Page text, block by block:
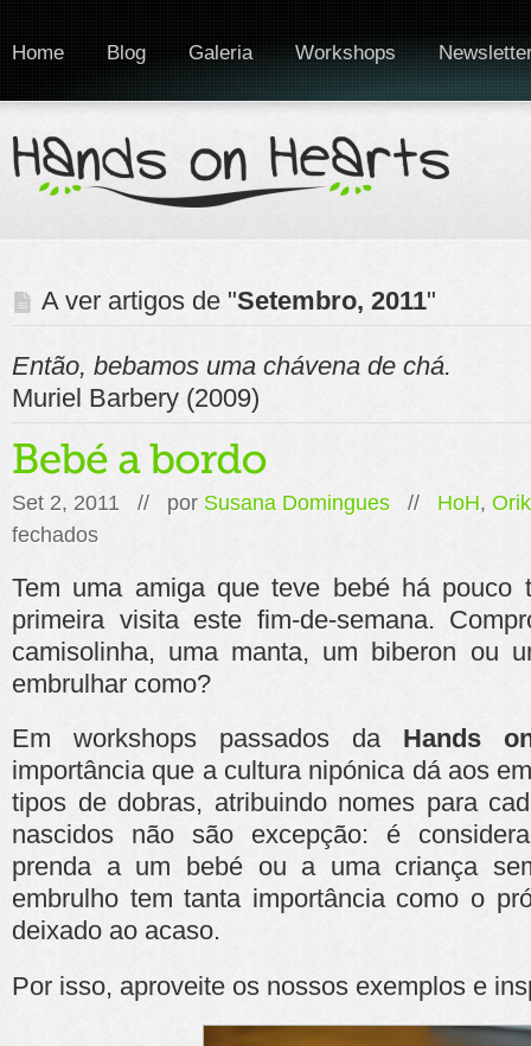
Home Blog Galeria Workshops
A ver artigos de "Setembro, 2011"
Então, bebamos uma chávena de chá.
Muriel Barbery (2009)
Set 2, 2011 // por Susana Domingues // HoH,
fechados
bordo
Tem uma amiga que teve bebé há pouco
primeira visita este fim-de-semana.
camisolinha, uma manta, um biberon ou
embrulhar como?
Em workshops passados da Hands
importância que a cultura nipónica dá aos
tipos de dobras, atribuindo nomes para
nascidos não são excepção: é
prenda a um bebé ou a uma criança
embrulho tem tanta importância como o
deixado ao acaso.
Por isso, aproveite os nossos exemplos e